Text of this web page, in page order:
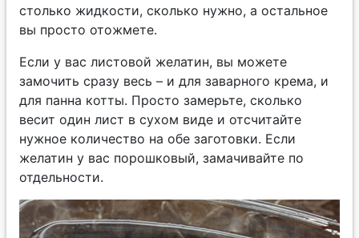
столько жидкости, сколько нужно, а остальное
вы просто отожмете.
Если у вас листовой желатин, вы можете
замочить сразу весь – и для заварного крема, и
для панна котты. Просто замерьте, сколько
весит один лист в сухом виде и отсчитайте
нужное количество на обе заготовки. Если
желатин у вас порошковый, замачивайте по
отдельности.